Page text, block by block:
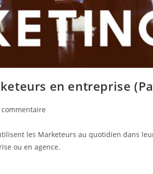
en entreprise
:
commentaire
les Marketeurs au quotidien dans
ou en agence.